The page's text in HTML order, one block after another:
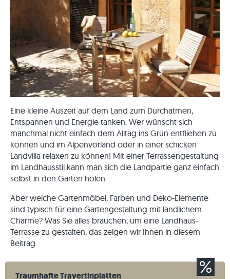
Eine kleine Auszeit auf dem Land zum Durchatmen,
Entspannen und Energie tanken. Wer wünscht sich
manchmal nicht einfach dem Alltag ins Grün entfliehen zu
können und im Alpenvorland oder in einer schicken
Landvilla relaxen zu können! Mit einer Terrassengestaltung
im Landhausstil kann man sich die Landpartie ganz einfach
selbst in den Garten holen.
Aber welche Gartenmöbel, Farben und Deko-Elemente
sind typisch für eine Gartengestaltung mit ländlichem
Charme? Was Sie alles brauchen, um eine Landhaus-
Terrasse zu gestalten, das zeigen wir Ihnen in diesem
Beitrag.
Traumhafte Travertinplatten